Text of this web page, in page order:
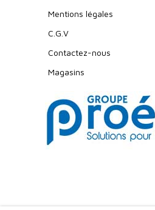
Mentions légales
C.G.V
Contactez-nous
Magasins